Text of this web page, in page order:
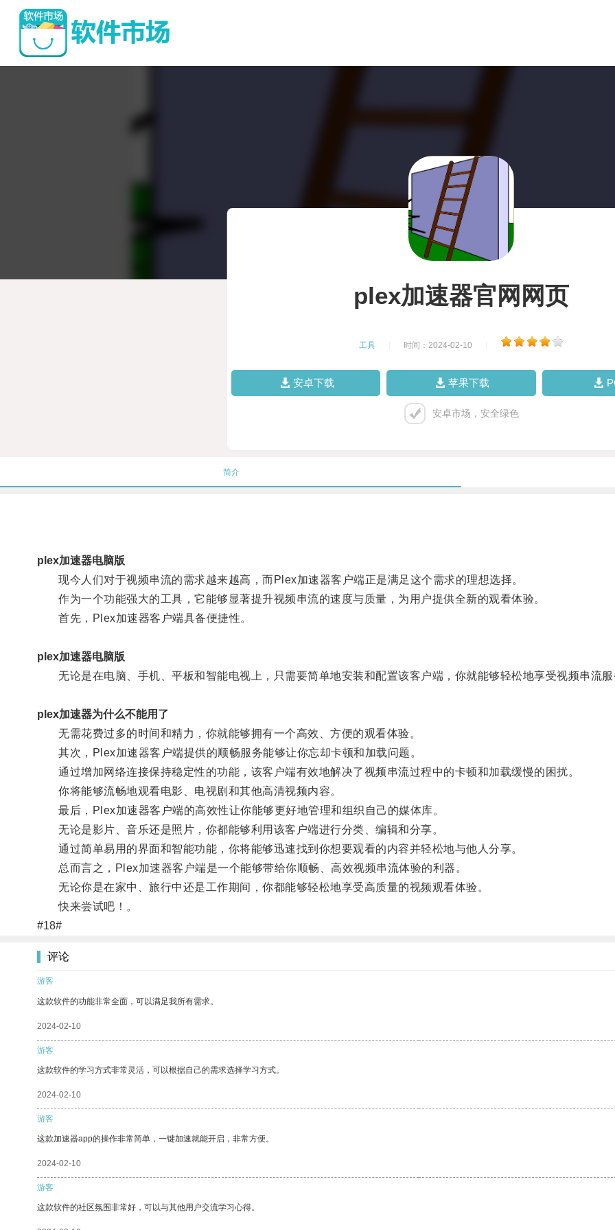
plex加速器官网网页
工具 时间：2024-02-10
安卓下载 苹果下载
安卓市场，安全绿色
简介
plex加速器电脑版
现今人们对于视频串流的需求越来越高，而Plex加速器客户端正是满足这个需求的理想选择。
作为一个功能强大的工具，它能够显著提升视频串流的速度与质量，为用户提供全新的观看体验。
首先，Plex加速器客户端具备便捷性。
plex加速器电脑版
无论是在电脑、手机、平板和智能电视上，只需要简单地安装和配置该客户端，你就能够轻松地享受视频串流
plex加速器为什么不能用了
无需花费过多的时间和精力，你就能够拥有一个高效、方便的观看体验。
其次，Plex加速器客户端提供的顺畅服务能够让你忘却卡顿和加载问题。
通过增加网络连接保持稳定性的功能，该客户端有效地解决了视频串流过程中的卡顿和加载缓慢的困扰。
你将能够流畅地观看电影、电视剧和其他高清视频内容。
最后，Plex加速器客户端的高效性让你能够更好地管理和组织自己的媒体库。
无论是影片、音乐还是照片，你都能够利用该客户端进行分类、编辑和分享。
通过简单易用的界面和智能功能，你将能够迅速找到你想要观看的内容并轻松地与他人分享。
总而言之，Plex加速器客户端是一个能够带给你顺畅、高效视频串流体验的利器。
无论你是在家中、旅行中还是工作期间，你都能够轻松地享受高质量的视频观看体验。
快来尝试吧！。
#18#
评论
游客
这款软件的功能非常全面，可以满足我所有需求。
2024-02-10
游客
这款软件的学习方式非常灵活，可以根据自己的需求选择学习方式。
2024-02-10
游客
这款加速器app的操作非常简单，一键加速就能开启，非常方便。
2024-02-10
游客
这款软件的社区氛围非常好，可以与其他用户交流学习心得。